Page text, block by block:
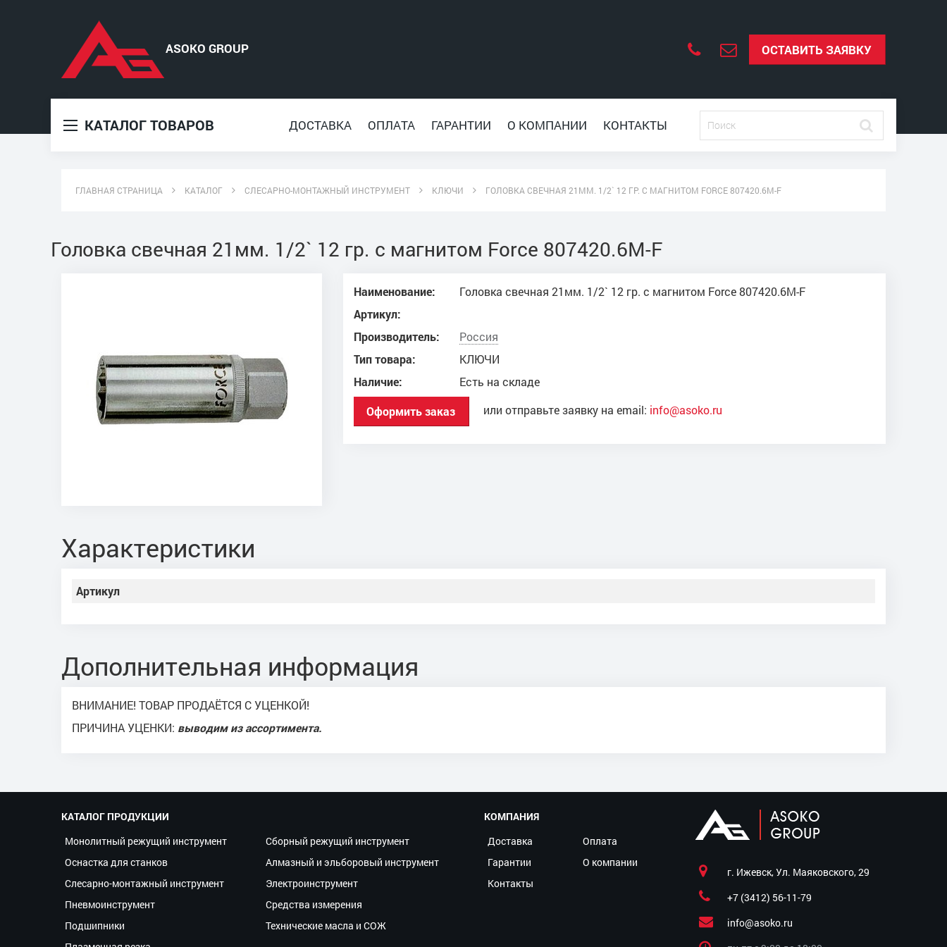
ОСТАВИТЬ ЗАЯВКУ
КАТАЛОГ ТОВАРОВ ДОСТАВКА ОПЛАТА ГАРАНТИИ О КОМПАНИИ КОНТАКТЫ
ГЛАВНАЯ СТРАНИЦА КАТАЛОГ СЛЕСАРНО-МОНТАЖНЫЙ ИНСТРУМЕНТ КЛЮЧИ ГОЛОВКА СВЕЧНАЯ 21ММ. 1/2` 12 ГР. С МАГНИТОМ FORCE 807420.6M-F
Головка свечная 21мм. 1/2` 12 гр. с магнитом Force 807420.6M-F
Наименование:
Головка свечная 21мм. 1/2` 12 гр. с магнитом Force 807420.6M-F
Артикул:
Производитель:
Россия
Тип товара:
КЛЮЧИ
Наличие:
Есть на складе
Оформить заказ или отправьте заявку на email: info@asoko.ru
Характеристики
Артикул
Дополнительная информация
ВНИМАНИЕ! ТОВАР ПРОДАЁТСЯ С УЦЕНКОЙ!
ПРИЧИНА УЦЕНКИ: выводим из ассортимента.
КАТАЛОГ ПРОДУКЦИИ
Монолитный режущий инструмент
Сборный режущий инструмент
Оснастка для станков
Алмазный и эльборовый инструмент
Слесарно-монтажный инструмент
Электроинструмент
Пневмоинструмент
Средства измерения
Подшипники
Технические масла и СОЖ
КОМПАНИЯ
Доставка
Оплата
Гарантии
О компании
Контакты
г. Ижевск, Ул. Маяковского, 29
+7 (3412) 56-11-79
info@asoko.ru